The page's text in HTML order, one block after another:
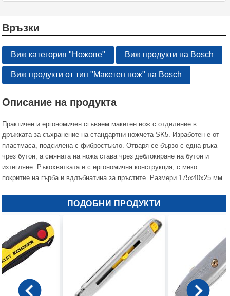
Връзки
Виж категория "Ножове" Виж продукти на Bosch
Виж продукти от тип "Макетен нож" на Bosch
Описание на продукта
Практичен и ергономичен сгъваем макетен нож с отделение в
дръжката за съхранение на стандартни ножчета SK5. Изработен е от
пластмаса, подсилена с фибростъкло. Отваря се бързо с една ръка
чрез бутон, а смяната на ножа става чрез деблокиране на бутон и
изтегляне. Ръкохватката е с ергономична конструкция, с меко
покритие на гърба и вдлъбнатина за пръстите. Размери 175x40x25 мм.
ПОДОБНИ ПРОДУКТИ